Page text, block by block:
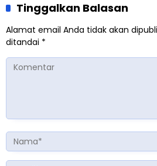
Tinggalkan Balasan
Alamat email Anda tidak akan
ditandai *